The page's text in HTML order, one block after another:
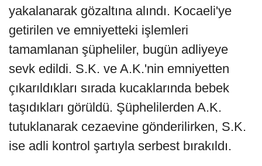
yakalanarak gözaltına alındı. Kocaeli'ye
getirilen ve emniyetteki işlemleri
tamamlanan şüpheliler, bugün adliyeye
sevk edildi. S.K. ve A.K.'nin emniyetten
çıkarıldıkları sırada kucaklarında bebek
taşıdıkları görüldü. Şüphelilerden A.K.
tutuklanarak cezaevine gönderilirken, S.K.
ise adli kontrol şartıyla serbest bırakıldı.